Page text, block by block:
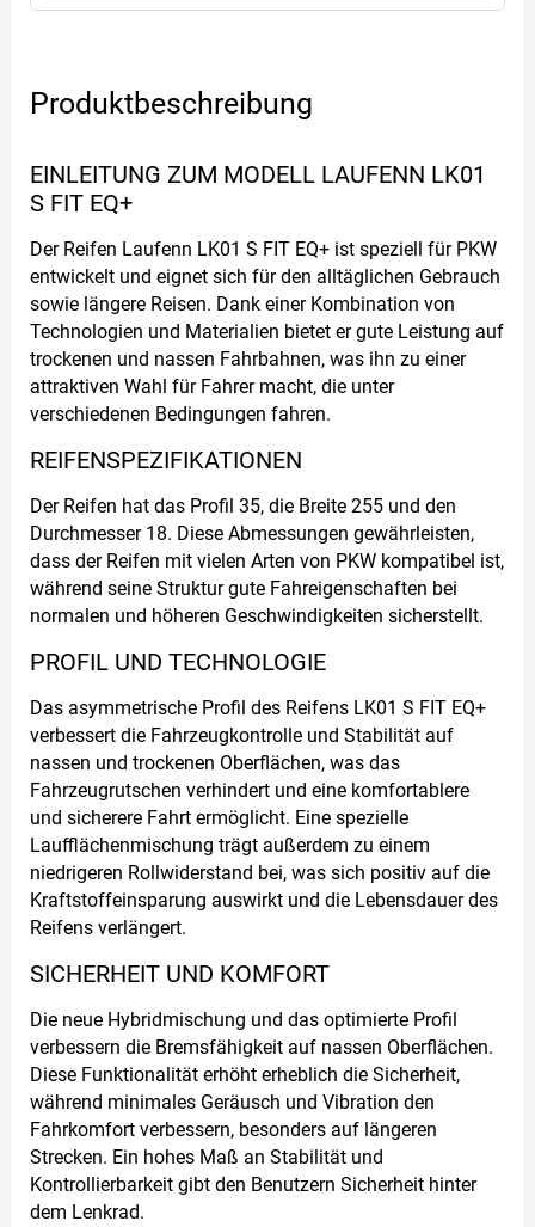
Produktbeschreibung
EINLEITUNG ZUM MODELL LAUFENN LK01
S FIT EQ+
Der Reifen Laufenn LK01 S FIT EQ+ ist speziell für PKW
entwickelt und eignet sich für den alltäglichen Gebrauch
sowie längere Reisen. Dank einer Kombination von
Technologien und Materialien bietet er gute Leistung auf
trockenen und nassen Fahrbahnen, was ihn zu einer
attraktiven Wahl für Fahrer macht, die unter
verschiedenen Bedingungen fahren.
REIFENSPEZIFIKATIONEN
Der Reifen hat das Profil 35, die Breite 255 und den
Durchmesser 18. Diese Abmessungen gewährleisten,
dass der Reifen mit vielen Arten von PKW kompatibel ist,
während seine Struktur gute Fahreigenschaften bei
normalen und höheren Geschwindigkeiten sicherstellt.
PROFIL UND TECHNOLOGIE
Das asymmetrische Profil des Reifens LK01 S FIT EQ+
verbessert die Fahrzeugkontrolle und Stabilität auf
nassen und trockenen Oberflächen, was das
Fahrzeugrutschen verhindert und eine komfortablere
und sicherere Fahrt ermöglicht. Eine spezielle
Laufflächenmischung trägt außerdem zu einem
niedrigeren Rollwiderstand bei, was sich positiv auf die
Kraftstoffeinsparung auswirkt und die Lebensdauer des
Reifens verlängert.
SICHERHEIT UND KOMFORT
Die neue Hybridmischung und das optimierte Profil
verbessern die Bremsfähigkeit auf nassen Oberflächen.
Diese Funktionalität erhöht erheblich die Sicherheit,
während minimales Geräusch und Vibration den
Fahrkomfort verbessern, besonders auf längeren
Strecken. Ein hohes Maß an Stabilität und
Kontrollierbarkeit gibt den Benutzern Sicherheit hinter
dem Lenkrad.